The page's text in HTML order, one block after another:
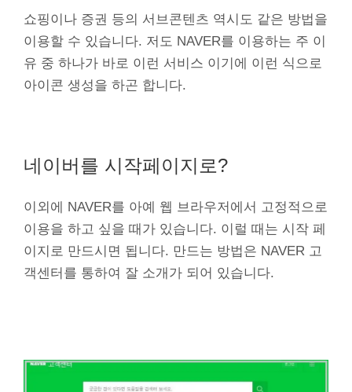
쇼핑이나 증권 등의 서브콘텐츠 역시도 같은 방법을
이용할 수 있습니다. 저도 NAVER를 이용하는 주 이
유 중 하나가 바로 이런 서비스 이기에 이런 식으로
아이콘 생성을 하곤 합니다.
네이버를 시작페이지로?
이외에 NAVER를 아예 웹 브라우저에서 고정적으로
이용을 하고 싶을 때가 있습니다. 이럴 때는 시작 페
이지로 만드시면 됩니다. 만드는 방법은 NAVER 고
객센터를 통하여 잘 소개가 되어 있습니다.